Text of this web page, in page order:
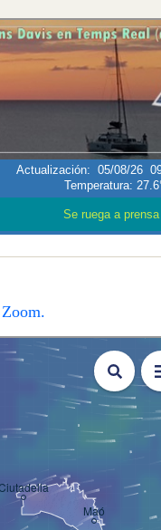
Actualización: 05/08/26
Temperatura:
Se ruega a prensa y